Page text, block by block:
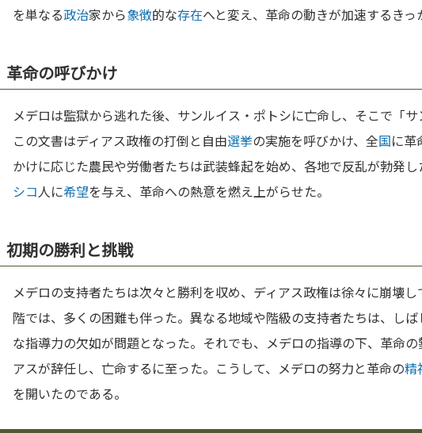
を単なる政治家から象徴的な存在へと変え、革命の動きが加速するきっ
革命の呼びかけ
メデロは監獄から逃れた後、サンルイス・ポトシに亡命し、そこで「サ
この文書はディアス政権の打倒と自由選挙の実施を呼びかけ、全国に革
かけに応じた農民や労働者たちは武装蜂起を始め、各地で反乱が勃発
シコ人に希望を与え、革命への熱意を燃え上がらせた。
初期の勝利と挑戦
メデロの支持者たちは次々と勝利を収め、ディアス政権は徐々に崩壊
階では、多くの困難も伴った。異なる地域や階級の支持者たちは、し
な指導力の欠如が問題となった。それでも、メデロの指導の下、革命
アスが辞任し、亡命するに至った。こうして、メデロの努力と革命の精
を開いたのである。